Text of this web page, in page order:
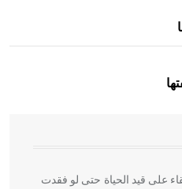
الهندسية التي ارتبطت
الشام ومصر خاصة، حيث يحرص
في الواجهات
على قيد الحياة حتى لو فقدت